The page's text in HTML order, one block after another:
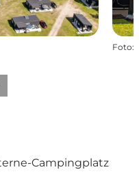
Foto:
FolieFolie
Campingplatz